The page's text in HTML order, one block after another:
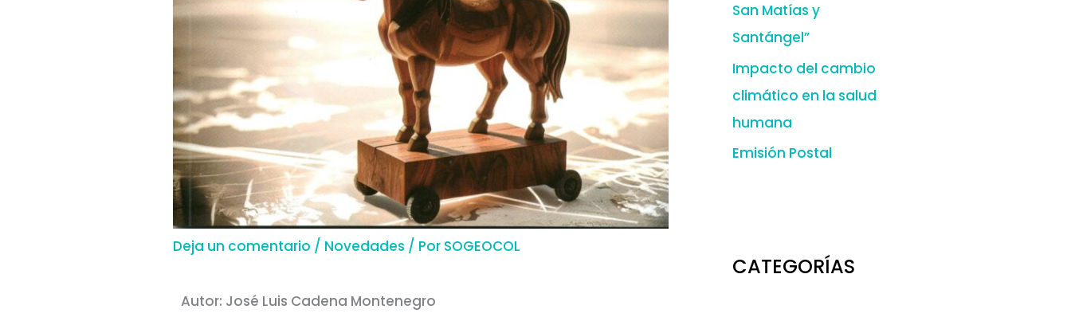
Deja un comentario / Novedades / Por SOGEOCOL
Autor: José Luis Cadena Montenegro
San Matías y
Santángel”
Impacto del cambio
climático en la salud
humana
Emisión Postal
CATEGORÍAS